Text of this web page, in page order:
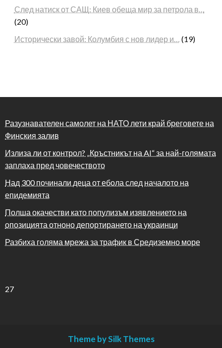
След натиск от САЩ: Киев обеща мир за петрола в…
(20)
Исторически завой: Колумбия с нов лидер и… (19)
Разузнавателен самолет на НАТО лети край бреговете на
Финския залив
Излиза ли от контрол? „Кръстникът на AI“ за най-голямата
заплаха пред човечеството
Над 300 починали деца от ебола след началото на
епидемията
Полша окачестви като популизъм изявлението на
опозицията отноно депортирането на украинци
Разбиха голяма мрежа за трафик в Средиземно море
27
Theme by Silk Themes